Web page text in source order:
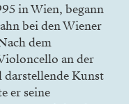
in Wien, begann
bei den Wiener
dem
an der
Kunst
er seine